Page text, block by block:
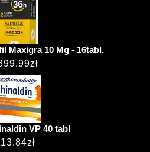
Maxigra 10 Mg - 16tabl.
zł
VP 40 tabl
13.84zł